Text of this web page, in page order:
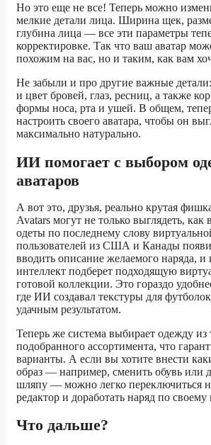
Но это еще не все! Теперь можно
мелкие детали лица. Ширина щек,
глубина лица — все эти параметры
корректировке. Так что ваш аватар
похожим на вас, но и таким, как вам
Не забыли и про другие важные
и цвет бровей, глаз, ресниц, а также
формы носа, рта и ушей. В общем,
настроить своего аватара, чтобы он
максимально натурально.
ИИ помогает с выбором
аватаров
А вот это, друзья, реально крутая
Avatars могут не только выглядеть,
одеты по последнему слову
пользователей из США и Канады
вводить описание желаемого наряда, и
интеллект подберет подходящую
готовой коллекции. Это гораздо
где ИИ создавал текстуры для футболок
удачным результатом.
Теперь же система выбирает одежду из
подобранного ассортимента, что
варианты. А если вы хотите внести
образ — например, сменить обувь или
шляпу — можно легко переключиться
редактор и доработать наряд по своему
Что дальше?